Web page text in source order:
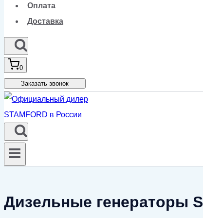
Оплата
Доставка
0
Заказать звонок
Дизельные генераторы